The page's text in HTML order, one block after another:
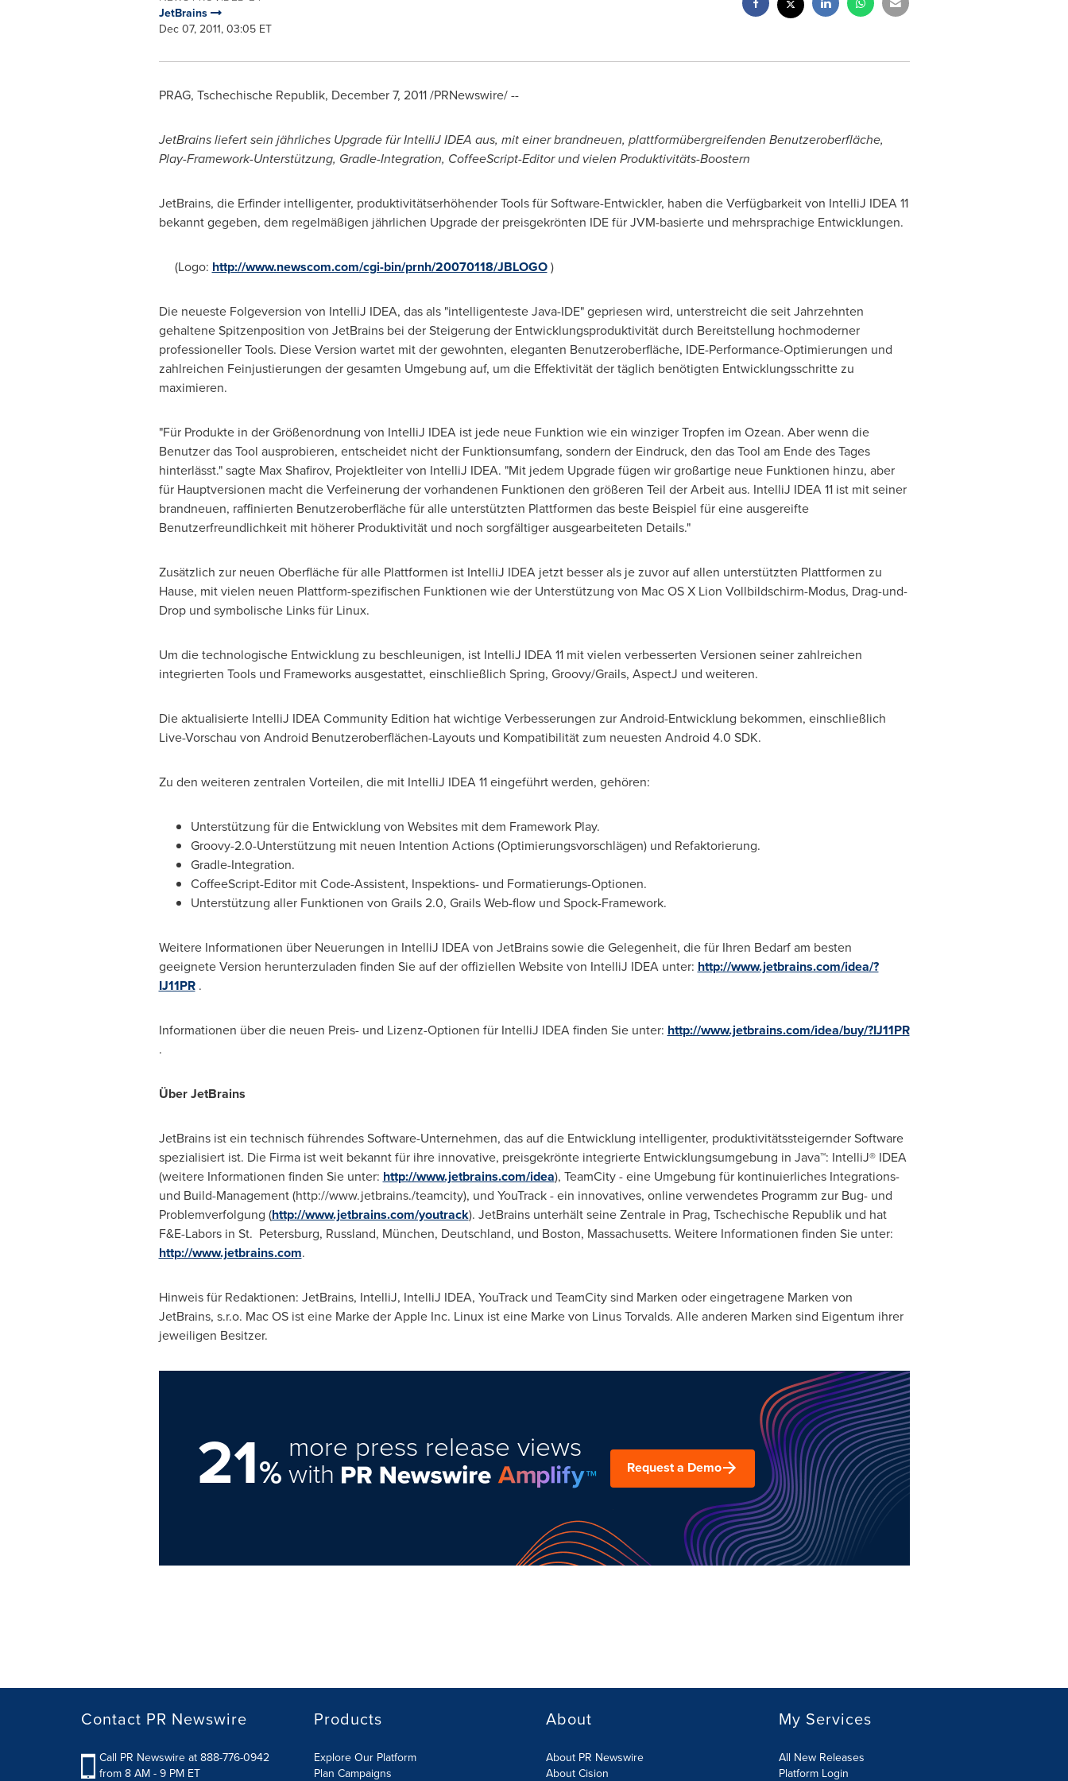
JetBrains
Dec 07, 2011, 03:05 ET
PRAG, Tschechische Republik, December 7, 2011/PRNewswire/ --
JetBrains liefert sein jährliches Upgrade für IntelliJ IDEA aus, mit einer brandneuen, plattformübergreifenden Benutzeroberfläche,
Play-Framework-Unterstützung, Gradle-Integration, CoffeeScript-Editor und vielen Produktivitäts-Boostern
JetBrains, die Erfinder intelligenter, produktivitätserhöhender Tools für Software-Entwickler, haben die Verfügbarkeit von IntelliJ IDEA 11
bekannt gegeben, dem regelmäßigen jährlichen Upgrade der preisgekrönten IDE für JVM-basierte und mehrsprachige Entwicklungen.
(Logo: http://www.newscom.com/cgi-bin/prnh/20070118/JBLOGO)
Die neueste Folgeversion von IntelliJ IDEA, das als "intelligenteste Java-IDE" gepriesen wird, unterstreicht die seit Jahrzehnten
gehaltene Spitzenposition von JetBrains bei der Steigerung der Entwicklungsproduktivität durch Bereitstellung hochmoderner
professioneller Tools. Diese Version wartet mit der gewohnten, eleganten Benutzeroberfläche, IDE-Performance-Optimierungen und
zahlreichen Feinjustierungen der gesamten Umgebung auf, um die Effektivität der täglich benötigten Entwicklungsschritte zu
maximieren.
"Für Produkte in der Größenordnung von IntelliJ IDEA ist jede neue Funktion wie ein winziger Tropfen im Ozean. Aber wenn die
Benutzer das Tool ausprobieren, entscheidet nicht der Funktionsumfang, sondern der Eindruck, den das Tool am Ende des Tages
hinterlässt." sagte Max Shafirov, Projektleiter von IntelliJ IDEA. "Mit jedem Upgrade fügen wir großartige neue Funktionen hinzu, aber
für Hauptversionen macht die Verfeinerung der vorhandenen Funktionen den größeren Teil der Arbeit aus. IntelliJ IDEA 11 ist mit seiner
brandneuen, raffinierten Benutzeroberfläche für alle unterstützten Plattformen das beste Beispiel für eine ausgereifte
Benutzerfreundlichkeit mit höherer Produktivität und noch sorgfältiger ausgearbeiteten Details."
Zusätzlich zur neuen Oberfläche für alle Plattformen ist IntelliJ IDEA jetzt besser als je zuvor auf allen unterstützten Plattformen zu
Hause, mit vielen neuen Plattform-spezifischen Funktionen wie der Unterstützung von Mac OS X Lion Vollbildschirm-Modus, Drag-und-
Drop und symbolische Links für Linux.
Um die technologische Entwicklung zu beschleunigen, ist IntelliJ IDEA 11 mit vielen verbesserten Versionen seiner zahlreichen
integrierten Tools und Frameworks ausgestattet, einschließlich Spring, Groovy/Grails, AspectJ und weiteren.
Die aktualisierte IntelliJ IDEA Community Edition hat wichtige Verbesserungen zur Android-Entwicklung bekommen, einschließlich
Live-Vorschau von Android Benutzeroberflächen-Layouts und Kompatibilität zum neuesten Android 4.0 SDK.
Zu den weiteren zentralen Vorteilen, die mit IntelliJ IDEA 11 eingeführt werden, gehören:
Unterstützung für die Entwicklung von Websites mit dem Framework Play.
Groovy-2.0-Unterstützung mit neuen Intention Actions (Optimierungsvorschlägen) und Refaktorierung.
Gradle-Integration.
CoffeeScript-Editor mit Code-Assistent, Inspektions- und Formatierungs-Optionen.
Unterstützung aller Funktionen von Grails 2.0, Grails Web-flow und Spock-Framework.
Weitere Informationen über Neuerungen in IntelliJ IDEA von JetBrains sowie die Gelegenheit, die für Ihren Bedarf am besten
geeignete Version herunterzuladen finden Sie auf der offiziellen Website von IntelliJ IDEA unter: http://www.jetbrains.com/idea/?
IJ11PR.
Informationen über die neuen Preis- und Lizenz-Optionen für IntelliJ IDEA finden Sie unter: http://www.jetbrains.com/idea/buy/?IJ11PR
.
Über JetBrains
JetBrains ist ein technisch führendes Software-Unternehmen, das auf die Entwicklung intelligenter, produktivitätssteigernder Software
spezialisiert ist. Die Firma ist weit bekannt für ihre innovative, preisgekrönte integrierte Entwicklungsumgebung in Java™: IntelliJ® IDEA
(weitere Informationen finden Sie unter: http://www.jetbrains.com/idea), TeamCity - eine Umgebung für kontinuierliches Integrations-
und Build-Management (http://www.jetbrains./teamcity), und YouTrack - ein innovatives, online verwendetes Programm zur Bug- und
Problemverfolgung (http://www.jetbrains.com/youtrack). JetBrains unterhält seine Zentrale in Prag, Tschechische Republik und hat
F&E-Labors in St. Petersburg, Russland, München, Deutschland, und Boston, Massachusetts. Weitere Informationen finden Sie unter:
http://www.jetbrains.com.
Hinweis für Redaktionen: JetBrains, IntelliJ, IntelliJ IDEA, YouTrack und TeamCity sind Marken oder eingetragene Marken von
JetBrains, s.r.o. Mac OS ist eine Marke der Apple Inc. Linux ist eine Marke von Linus Torvalds. Alle anderen Marken sind Eigentum ihrer
jeweiligen Besitzer.
21%
more press release views
with Request a Demo
Contact PR Newswire
Call PR Newswire at 888-776-0942
from 8 AM - 9 PM ET
Products
Explore Our Platform
Plan Campaigns
About
About PR Newswire
About Cision
My Services
All New Releases
Platform Login